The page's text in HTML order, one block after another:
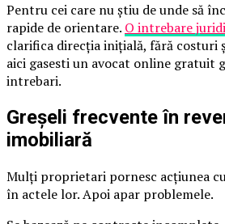
Pentru cei care nu știu de unde să
rapide de orientare. O intrebare
clarifica direcția inițială, fără costuri
aici gasesti un avocat online gratuit
intrebari.
Greșeli frecvente în
imobiliară
Mulți proprietari pornesc acțiunea
în actele lor. Apoi apar problemele.